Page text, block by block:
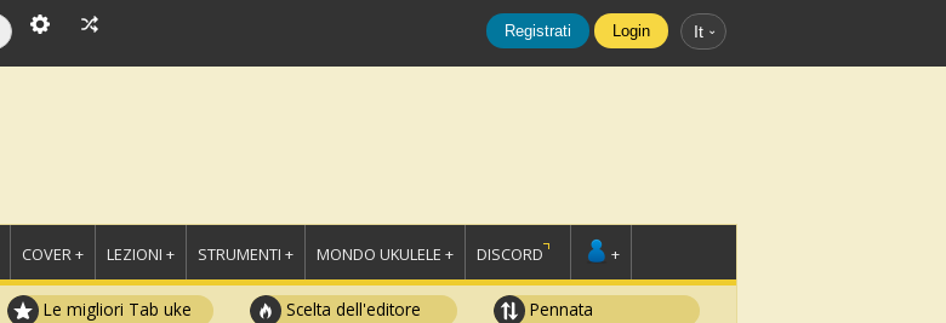
Registrati Login It
COVER + LEZIONI + STRUMENTI + MONDO UKULELE + DISCORD +
Le migliori Tab uke Scelta dell'editore Pennata